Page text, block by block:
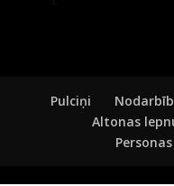
Pulciņi
Altonas